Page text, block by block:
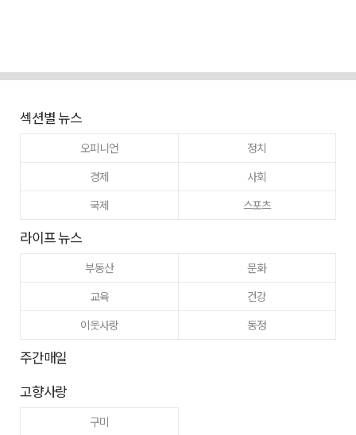
섹션별 뉴스
오피니언
정치
경제
사회
국제
스포츠
라이프 뉴스
부동산
문화
교육
건강
이웃사랑
동정
주간매일
고향사랑
구미